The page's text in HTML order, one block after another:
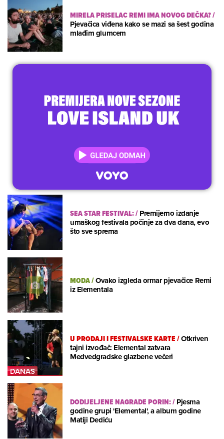
MIRELA PRISELAC REMI IMA NOVOG DEČKA?/
Pjevačica viđena kako se mazi sa šest godina
mlađim glumcem
SEA STAR FESTIVAL:/Premijerno izdanje
umaškog festivala počinje za dva dana, evo
što sve sprema
MODA/Ovako izgleda ormar pjevačice Remi
iz Elementala
U PRODAJI I FESTIVALSKE KARTE/Otkriven
tajni izvođač: Elemental zatvara
Medvedgradske glazbene večeri
DODIJELJENE NAGRADE PORIN:/Pjesma
godine grupi 'Elemental', a album godine
Matiji Dediću